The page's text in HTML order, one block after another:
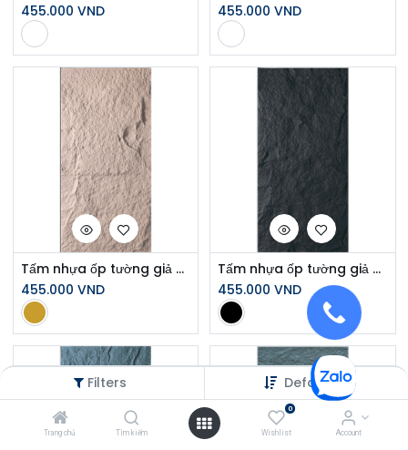
Filters Default
Trang chủ Tìm kiếm
0
Wishlist Account
455.000 VND
455.000 VND
Tấm nhựa ốp tường giả đá C12610
455.000 VND
Tấm nhựa ốp tường giả đá D12610
455.000 VND